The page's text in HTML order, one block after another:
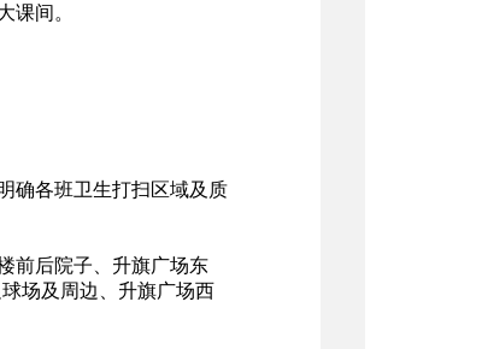
课间。
确各班卫生打扫区域及质
前后院子、升旗广场东
场及周边、升旗广场西